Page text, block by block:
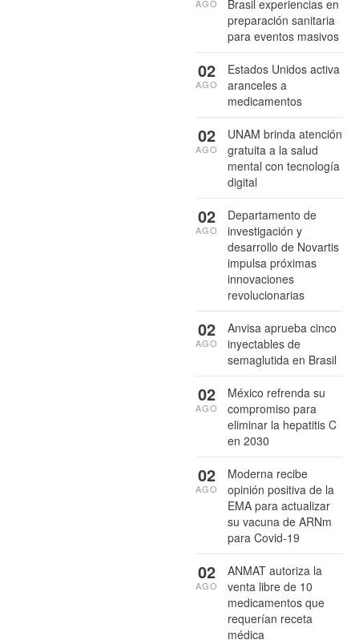
Brasil experiencias en
preparación sanitaria
para eventos masivos
AGO
Estados Unidos activa
aranceles a
medicamentos
02
AGO
UNAM brinda atención
gratuita a la salud
mental con tecnología
digital
02
AGO
Departamento de
investigación y
desarrollo de Novartis
impulsa próximas
innovaciones
revolucionarias
02
AGO
Anvisa aprueba cinco
inyectables de
semaglutida en Brasil
02
AGO
México refrenda su
compromiso para
eliminar la hepatitis C
en 2030
02
AGO
Moderna recibe
opinión positiva de la
EMA para actualizar
su vacuna de ARNm
para Covid-19
02
AGO
ANMAT autoriza la
venta libre de 10
medicamentos que
requerían receta
médica
02
AGO